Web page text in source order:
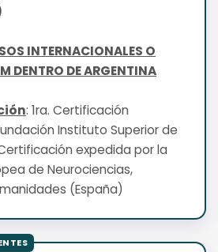
INTERNACIONALES O
DENTRO DE ARGENTINA
: 1ra. Certificación
Instituto Superior de
expedida por la
de Neurociencias,
(España)